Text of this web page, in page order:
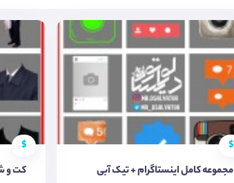
$
مجموعه کامل اینستاگرام + تیک آبی
$
کت و